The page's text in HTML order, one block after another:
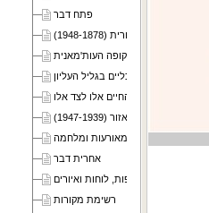
פתח דבר
אחרית דבר
רשימת מפות, לוחות ואיורים
רשימת מקורות